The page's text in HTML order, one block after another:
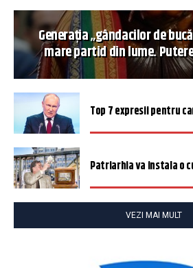
Generația „gândacilor de
mare partid din lume.
Top 7 expresii pentru
Patriarhia va instala o
VEZI MAI MULT